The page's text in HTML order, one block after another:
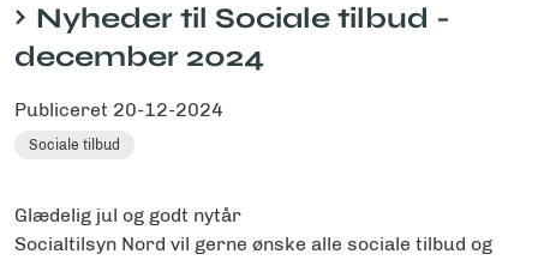
Nyheder til Sociale tilbud -
december 2024
Publiceret 20-12-2024
Sociale tilbud
Glædelig jul og godt nytår
Socialtilsyn Nord vil gerne ønske alle sociale tilbud og